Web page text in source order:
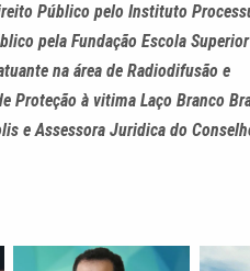
Público pelo Instituto
pela Fundação Escola
na área de Radiodifusão e
Proteção à vitima Laço Branco
e Assessora Juridica do